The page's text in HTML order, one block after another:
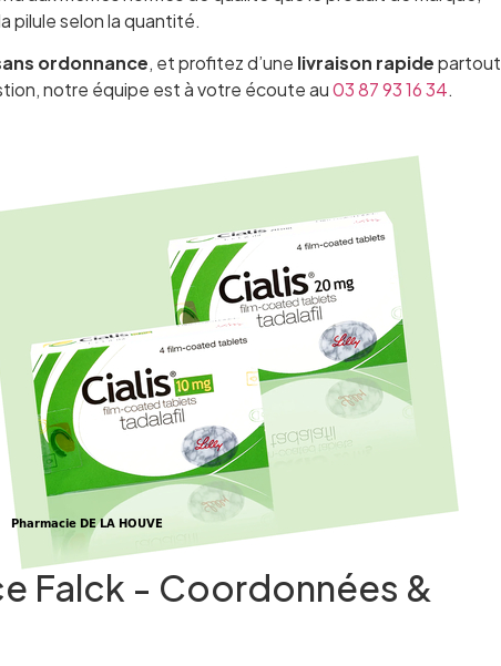
pilule selon la quantité.
ordonnance, et profitez d’une livraison rapidepartout
notre équipe est à votre écoute au03 87 93 16 34.
Falck - Coordonnées &